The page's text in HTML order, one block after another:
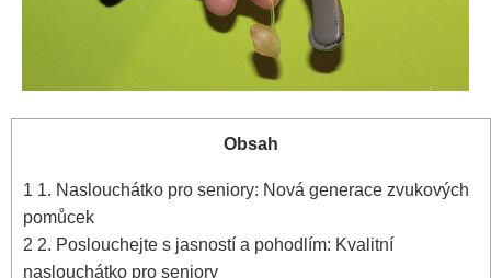
Obsah
1 1. Naslouchátko pro seniory: Nová generace zvukových
pomůcek
2 2. Poslouchejte s jasností a pohodlím: Kvalitní
naslouchátko pro seniory